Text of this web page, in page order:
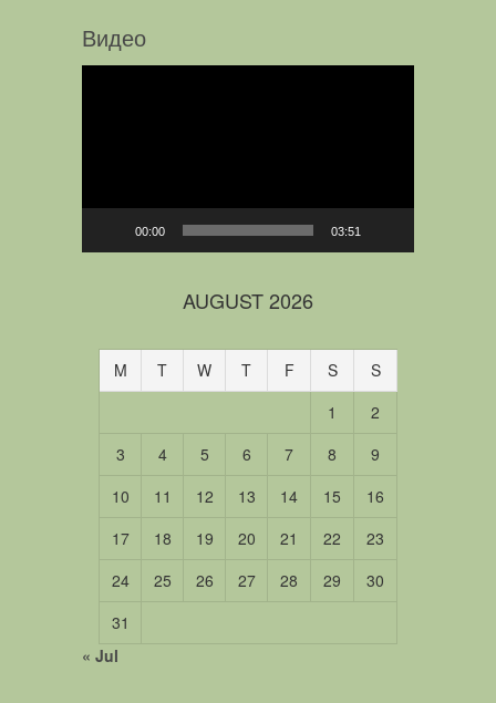
Видео
00:00 03:51
AUGUST 2026
M T W T F S
S
1
2
3
4 5 6 7 8
9
10
11 12 13 14 15
16
17
18 19 20 21 22
23
24
25 26 27 28 29
30
31
« Jul